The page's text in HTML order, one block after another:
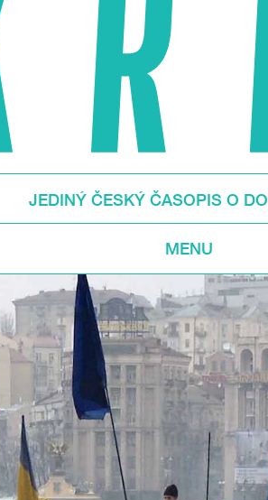
JEDINÝ ČESKÝ ČASOPIS O
MENU